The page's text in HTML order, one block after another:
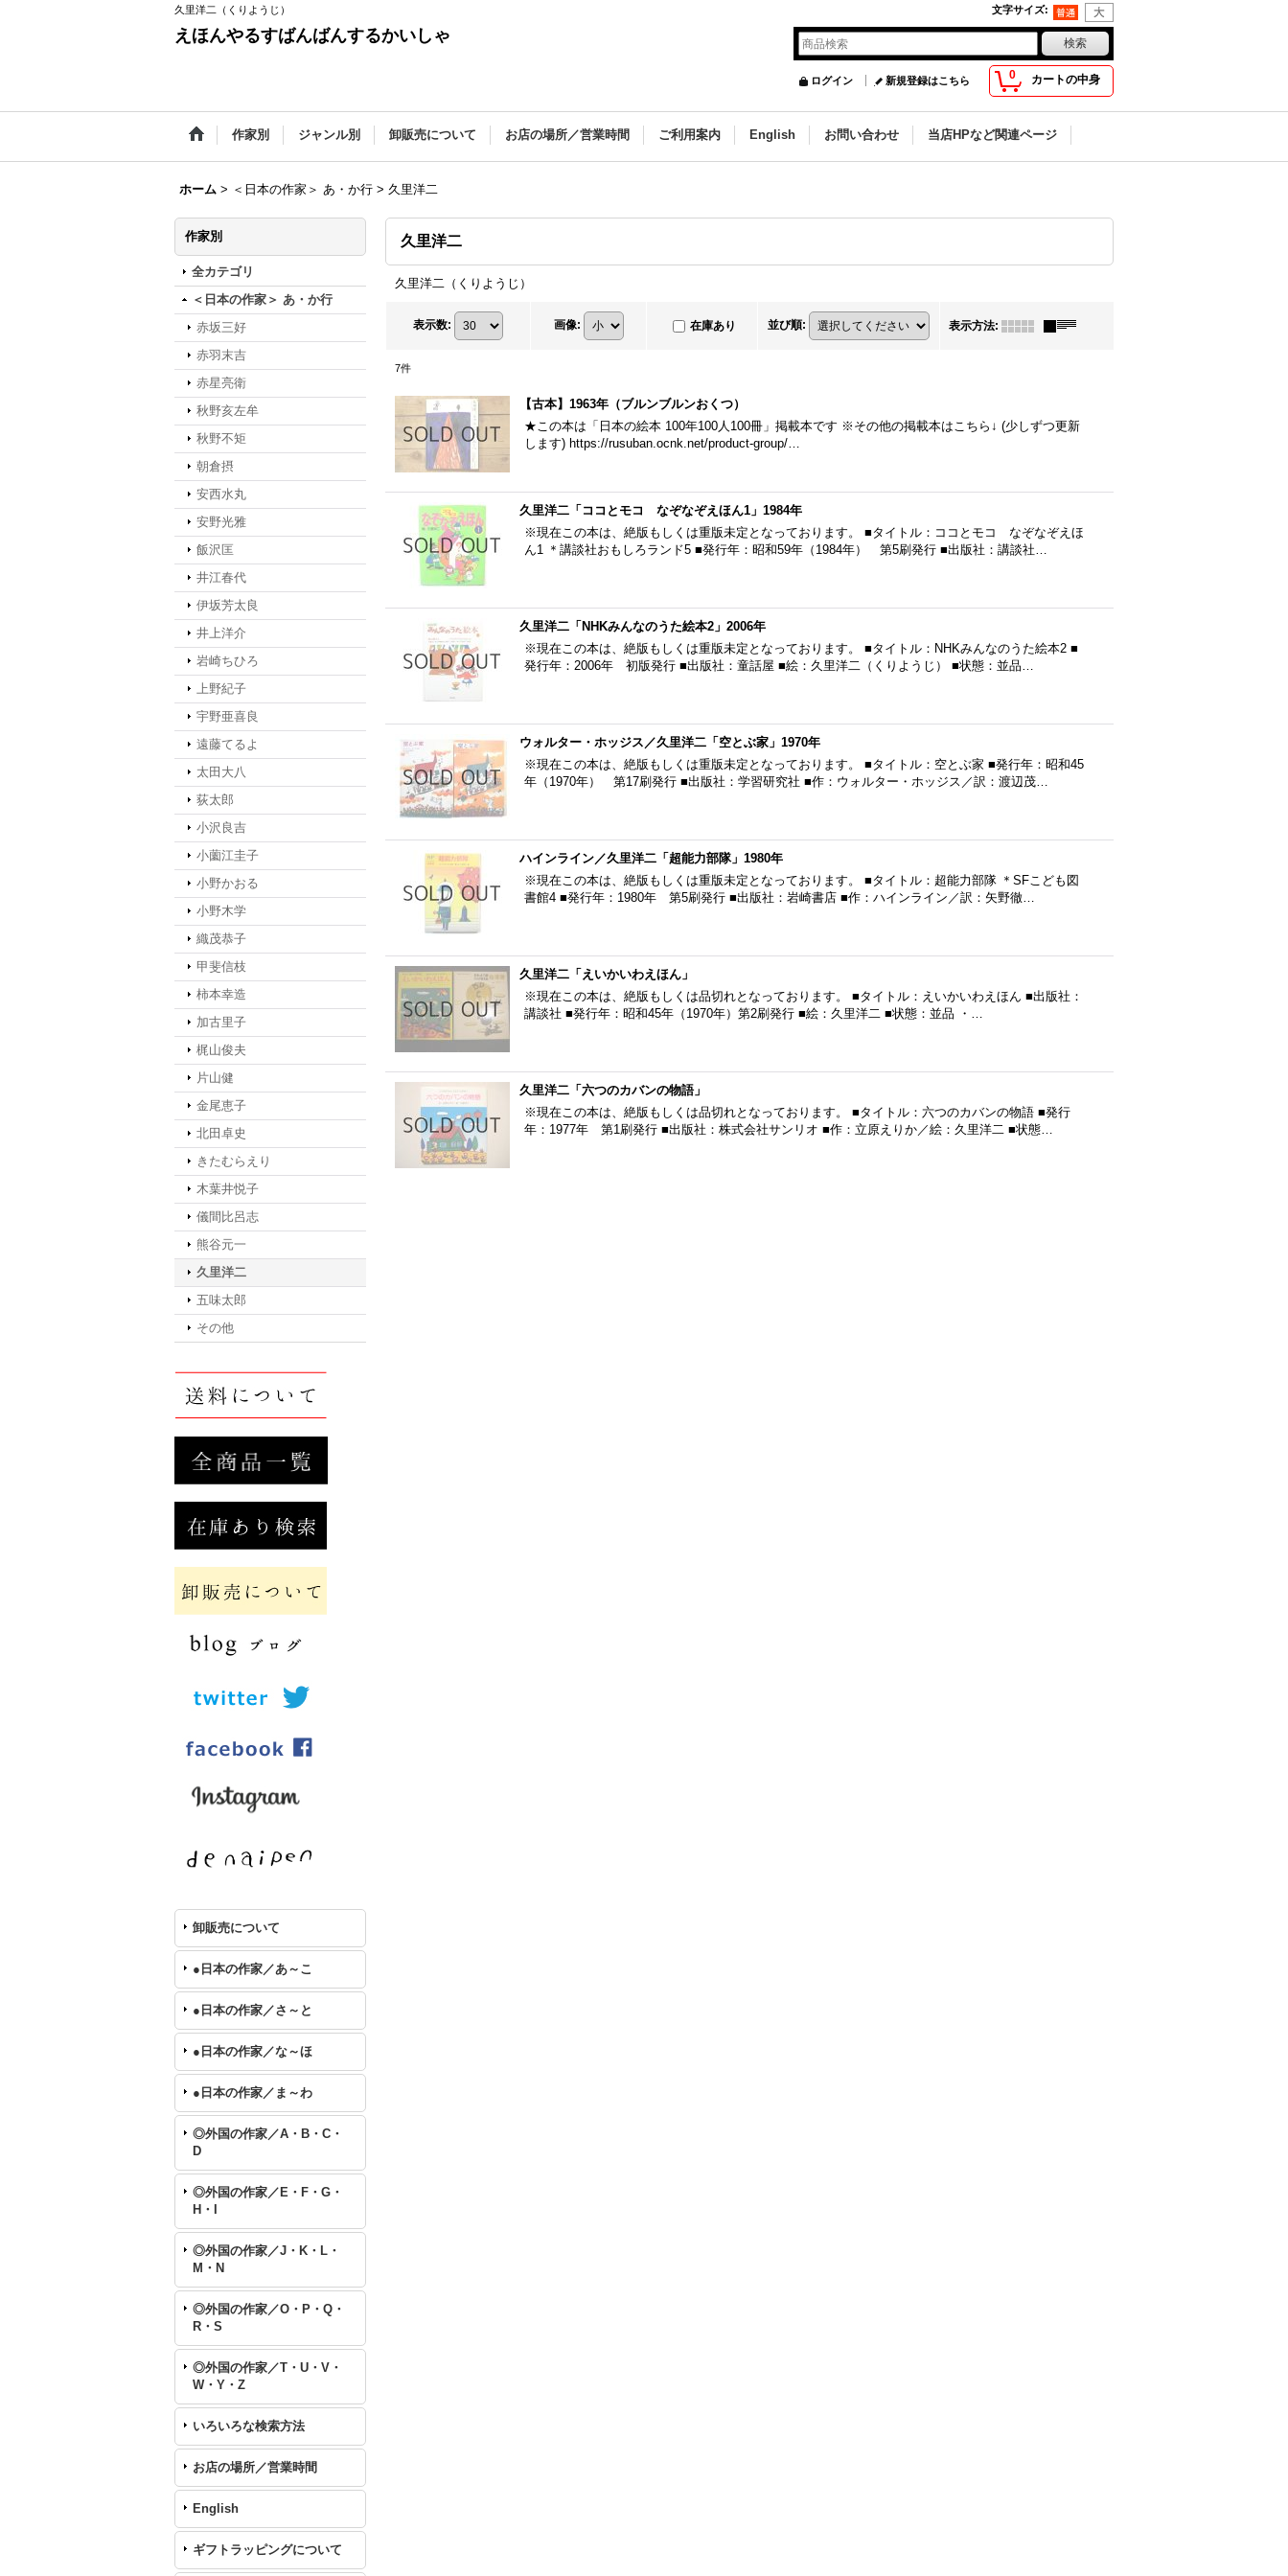
久里洋二（くりようじ） 文字サイズ:
えほんやるすばんばんするかいしゃ
0 カートの中身
ログイン 新規登録はこちら
作家別 ジャンル別 卸販売について お店の場所／営業時間 ご利用案内 English お問い合わせ 当店HPなど関連ページ
ホーム > ＜日本の作家＞ あ・か行 > 久里洋二
作家別
全カテゴリ
＜日本の作家＞ あ・か行
赤坂三好
赤羽末吉
赤星亮衛
秋野亥左牟
秋野不矩
朝倉摂
安西水丸
安野光雅
飯沢匡
井江春代
伊坂芳太良
井上洋介
岩崎ちひろ
上野紀子
宇野亜喜良
遠藤てるよ
太田大八
荻太郎
小沢良吉
小薗江圭子
小野かおる
小野木学
織茂恭子
甲斐信枝
柿本幸造
加古里子
梶山俊夫
片山健
金尾恵子
北田卓史
きたむらえり
木葉井悦子
儀間比呂志
熊谷元一
久里洋二
五味太郎
その他
卸販売について
●日本の作家／あ～こ
●日本の作家／さ～と
●日本の作家／な～ほ
●日本の作家／ま～わ
◎外国の作家／A・B・C・
D
◎外国の作家／E・F・G・
H・I
◎外国の作家／J・K・L・
M・N
◎外国の作家／O・P・Q・
R・S
◎外国の作家／T・U・V・
W・Y・Z
いろいろな検索方法
お店の場所／営業時間
English
ギフトラッピングについて
久里洋二
久里洋二（くりようじ）
表示数: 画像: 在庫あり 並び順: 表示方法:
7件
【古本】1963年（ブルンブルンおくつ）
★この本は「日本の絵本 100年100人100冊」掲載本です ※その他の掲載本はこちら↓ (少しずつ更新
します) https://rusuban.ocnk.net/product-group/…
久里洋二「ココとモコ なぞなぞえほん1」1984年
※現在この本は、絶版もしくは重版未定となっております。 ■タイトル：ココとモコ なぞなぞえほ
ん1 ＊講談社おもしろランド5 ■発行年：昭和59年（1984年） 第5刷発行 ■出版社：講談社…
久里洋二「NHKみんなのうた絵本2」2006年
※現在この本は、絶版もしくは重版未定となっております。 ■タイトル：NHKみんなのうた絵本2 ■
発行年：2006年 初版発行 ■出版社：童話屋 ■絵：久里洋二（くりようじ） ■状態：並品…
ウォルター・ホッジス／久里洋二「空とぶ家」1970年
※現在この本は、絶版もしくは重版未定となっております。 ■タイトル：空とぶ家 ■発行年：昭和45
年（1970年） 第17刷発行 ■出版社：学習研究社 ■作：ウォルター・ホッジス／訳：渡辺茂…
ハインライン／久里洋二「超能力部隊」1980年
※現在この本は、絶版もしくは重版未定となっております。 ■タイトル：超能力部隊 ＊SFこども図
書館4 ■発行年：1980年 第5刷発行 ■出版社：岩崎書店 ■作：ハインライン／訳：矢野徹…
久里洋二「えいかいわえほん」
※現在この本は、絶版もしくは品切れとなっております。 ■タイトル：えいかいわえほん ■出版社：
講談社 ■発行年：昭和45年（1970年）第2刷発行 ■絵：久里洋二 ■状態：並品 ・…
久里洋二「六つのカバンの物語」
※現在この本は、絶版もしくは品切れとなっております。 ■タイトル：六つのカバンの物語 ■発行
年：1977年 第1刷発行 ■出版社：株式会社サンリオ ■作：立原えりか／絵：久里洋二 ■状態…